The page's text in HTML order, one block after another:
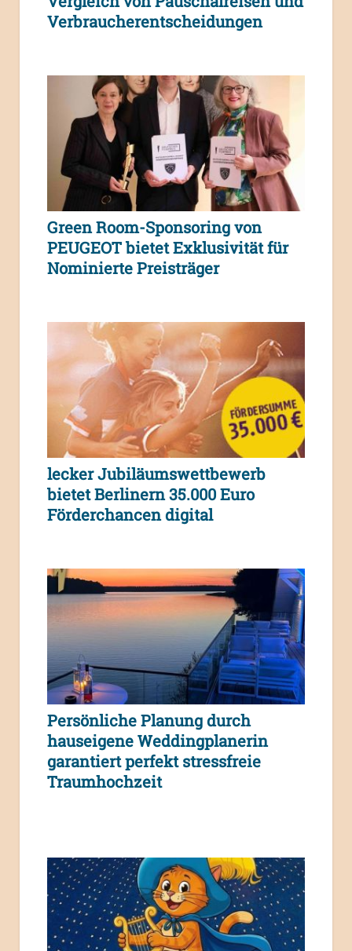
Verbraucherentscheidungen
Green Room-Sponsoring von
PEUGEOT bietet Exklusivität für
Nominierte Preisträger
lecker Jubiläumswettbewerb
bietet Berlinern 35.000 Euro
Förderchancen digital
Persönliche Planung durch
hauseigene Weddingplanerin
garantiert perfekt stressfreie
Traumhochzeit